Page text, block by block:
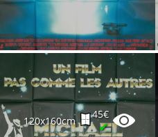
120x160cm
45€
✔